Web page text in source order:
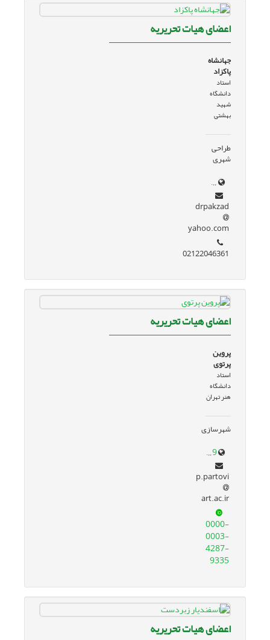
اعضای هیات تحریریه
جهانشاه
پاکزاد
استاد
دانشگاه
شهید
بهشتی
طراحی
شهری
drpakzad
yahoo.com
02122046361
اعضای هیات تحریریه
پروین
پرتوی
استاد
دانشگاه
هنر تهران
شهرسازی
www.google.com/url?sa=t&source=web&rct=j&opi=89978449&url=faculty.art.ac.ir/partovi/fa&ved=2ahUKEwiFg5Wb26eJAxUQTKQEHUEMF9kQFnoECBMQAQ&usg=AOvVaw2MgHuaxZ6XRGb-yx8OqM39
p.partovi
art.ac.ir
0000-
0003-
4287-
9335
اعضای هیات تحریریه